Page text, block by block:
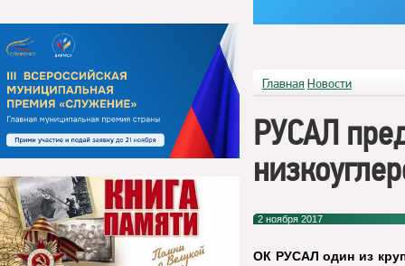
Главная Новости
РУСАЛ
2 ноября 2017
ОК РУСАЛодин из